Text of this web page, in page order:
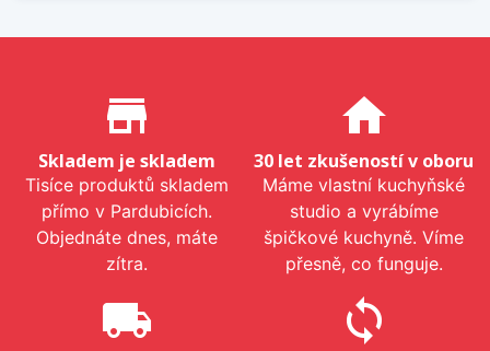
Proč nakupovat u nás?
store_mall_directory
Skladem je skladem
Tisíce produktů skladem
přímo v Pardubicích.
Objednáte dnes, máte
zítra.
home
30 let zkušeností v oboru
Máme vlastní kuchyňské
studio a vyrábíme
špičkové kuchyně. Víme
přesně, co funguje.
local_shipping sync